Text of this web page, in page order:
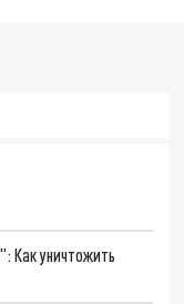
Как уничтожить